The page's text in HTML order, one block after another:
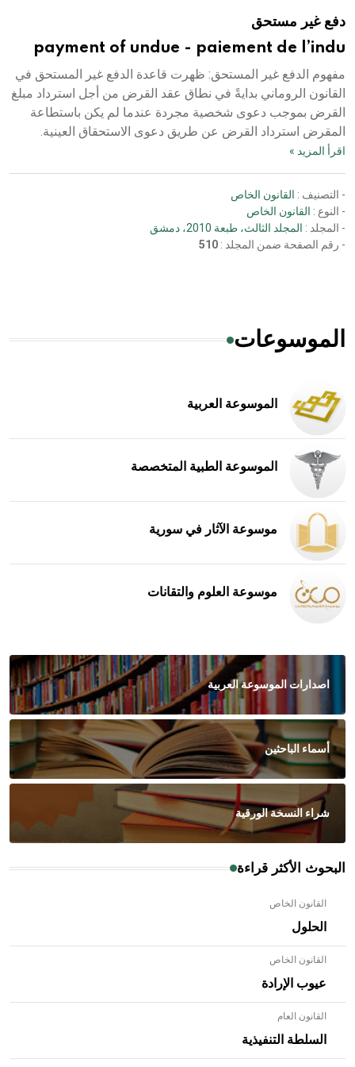
دفع غير مستحق
payment of undue - paiement de l’indu
مفهوم الدفع غير المستحق: ظهرت قاعدة الدفع غير المستحق في
القانون الروماني بدايةً في نطاق عقد القرض من أجل استرداد مبلغ
القرض بموجب دعوى شخصية مجردة عندما لم يكن باستطاعة
المقرض استرداد القرض عن طريق دعوى الاستحقاق العينية.
اقرأ المزيد »
- التصنيف : القانون الخاص
- النوع : القانون الخاص
- المجلد : المجلد الثالث، طبعة 2010، دمشق
- رقم الصفحة ضمن المجلد : 510
الموسوعات
الموسوعة العربية
الموسوعة الطبية المتخصصة
موسوعة الآثار في سورية
موسوعة العلوم والتقانات
اصدارات الموسوعة العربية
أسماء الباحثين
شراء النسخة الورقية
البحوث الأكثر قراءة
القانون الخاص
الحلول
القانون الخاص
عيوب الإرادة
القانون العام
السلطة التنفيذية